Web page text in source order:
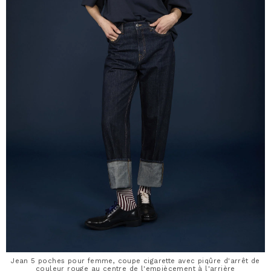
Jean 5 poches pour femme, coupe cigarette avec piqûre d'arrêt de
couleur rouge au centre de l'empiècement à l'arrière